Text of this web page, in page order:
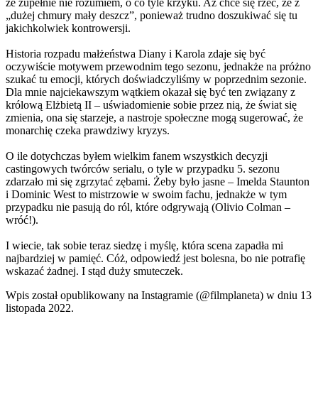
„dużej chmury mały deszcz”, ponieważ trudno doszukiwać się tu
jakichkolwiek kontrowersji.
Historia rozpadu małżeństwa Diany i Karola zdaje się być
oczywiście motywem przewodnim tego sezonu, jednakże na próżno
szukać tu emocji, których doświadczyliśmy w poprzednim sezonie.
Dla mnie najciekawszym wątkiem okazał się być ten związany z
królową Elżbietą II – uświadomienie sobie przez nią, że świat się
zmienia, ona się starzeje, a nastroje społeczne mogą sugerować, że
monarchię czeka prawdziwy kryzys.
O ile dotychczas byłem wielkim fanem wszystkich decyzji
castingowych twórców serialu, o tyle w przypadku 5. sezonu
zdarzało mi się zgrzytać zębami. Żeby było jasne – Imelda Staunton
i Dominic West to mistrzowie w swoim fachu, jednakże w tym
przypadku nie pasują do ról, które odgrywają (Olivio Colman –
wróć!).
I wiecie, tak sobie teraz siedzę i myślę, która scena zapadła mi
najbardziej w pamięć. Cóż, odpowiedź jest bolesna, bo nie potrafię
wskazać żadnej. I stąd duży smuteczek.
Wpis został opublikowany na Instagramie (@filmplaneta) w dniu 13
listopada 2022.